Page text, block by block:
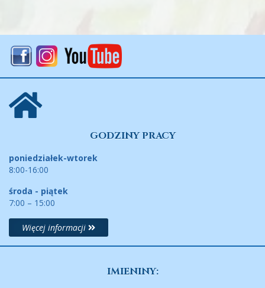
GODZINY PRACY
poniedziałek-wtorek
8:00-16:00
środa - piątek
7:00 – 15:00
Więcej informacji
IMIENINY: